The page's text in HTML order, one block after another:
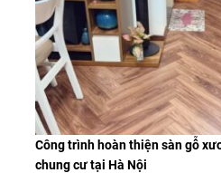
Công trình hoàn thiện sàn gỗ
chung cư tại Hà Nội